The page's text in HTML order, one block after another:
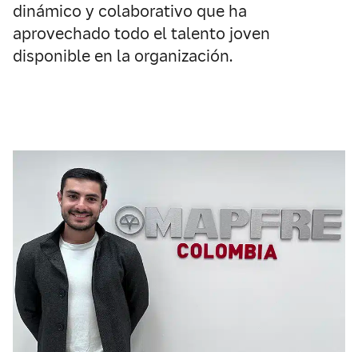
dinámico y colaborativo que ha
aprovechado todo el talento joven
disponible en la organización.